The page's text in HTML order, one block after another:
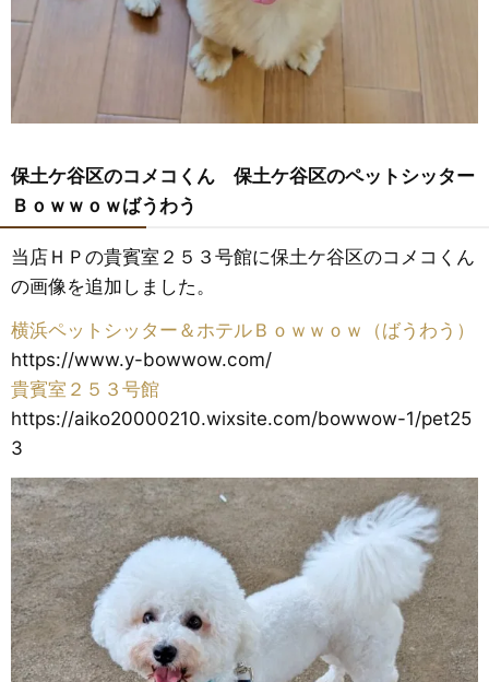
保土ケ谷区のコメコくん 保土ケ谷区のペットシッター
Ｂｏｗｗｏｗばうわう
当店ＨＰの貴賓室２５３号館に保土ケ谷区のコメコくん
の画像を追加しました。
横浜ペットシッター＆ホテルＢｏｗｗｏｗ（ばうわう）
https://www.y-bowwow.com/
貴賓室２５３号館
https://aiko20000210.wixsite.com/bowwow-1/pet25
3